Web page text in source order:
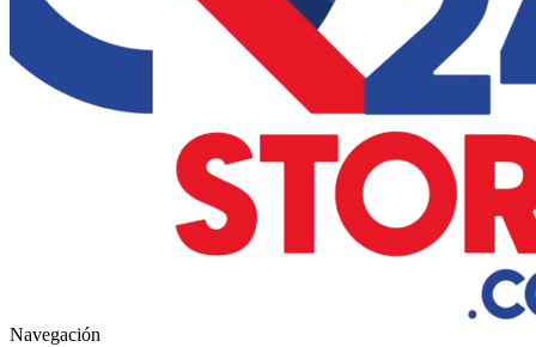
Navegación